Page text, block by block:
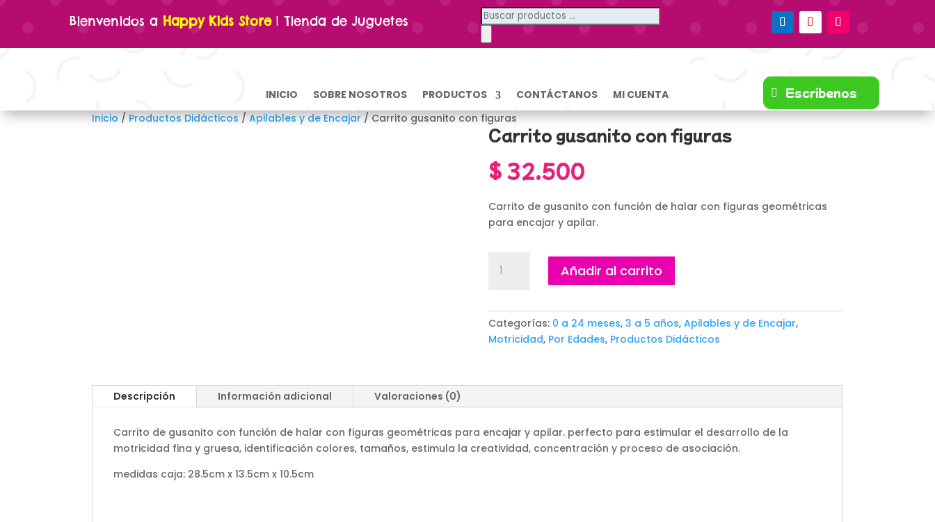
Bienvenidos aHappy Kids Store| Tienda de Juguetes
Búsqueda
de
productos
INICIO SOBRE NOSOTROS PRODUCTOS CONTÁCTANOS MI CUENTA Escríbenos
Inicio/Productos Didácticos/Apilables y de Encajar/ Carrito gusanito con figuras
Carrito gusanito con figuras
$ 32.500
Carrito de gusanito con función de halar con figuras geométricas
para encajar y apilar.
gusanito
cantidad
Añadir al carrito
Categorías: 0 a 24 meses, 3 a 5 años, Apilables y de Encajar,
Motricidad, Por Edades, Productos Didácticos
Descripción Información adicional Valoraciones (0)
Carrito de gusanito con función de halar con figuras geométricas para encajar y apilar. perfecto para estimular el desarrollo de la
motricidad fina y gruesa, identificación colores, tamaños, estimula la creatividad, concentración y proceso de asociación.
medidas caja: 28.5cm x 13.5cm x 10.5cm